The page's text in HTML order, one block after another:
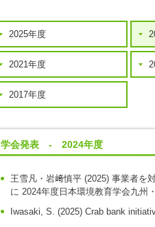
2025年度
2021年度
2017年度
学会発表 - 2024年度
王雪凡・岩﨑慎平 (2025) 事業者を
に 2024年度日本環境教育学会九州
Iwasaki, S. (2025) Crab bank